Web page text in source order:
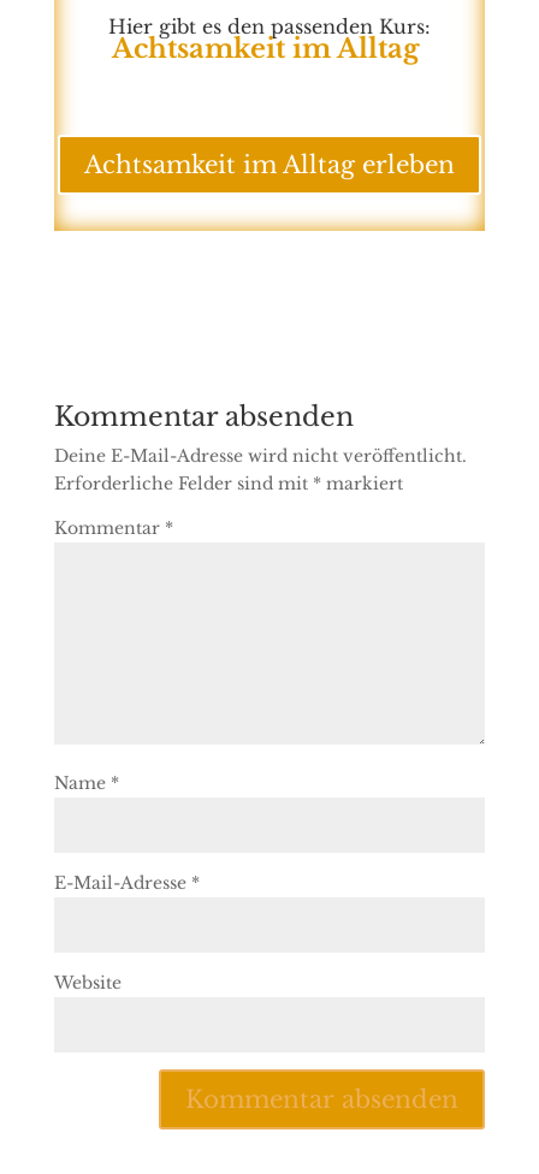
Hier gibt es den passenden Kurs:
Achtsamkeit im Alltag
Achtsamkeit im Alltag erleben
Kommentar absenden
Deine E-Mail-Adresse wird nicht veröffentlicht.
Erforderliche Felder sind mit *markiert
Kommentar *
Name *
E-Mail-Adresse *
Website